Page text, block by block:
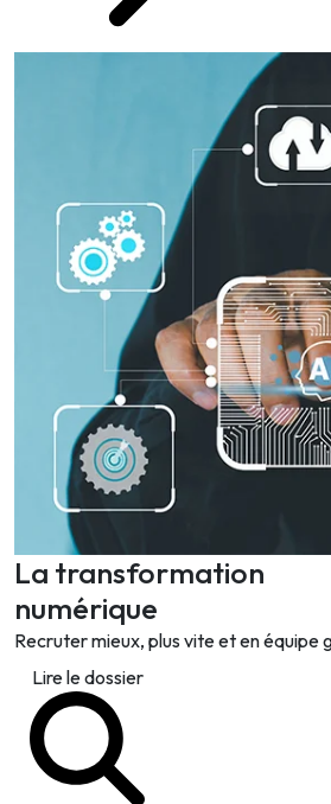
La transformation
numérique
Recruter mieux, plus vite et en équipe
Lire le dossier